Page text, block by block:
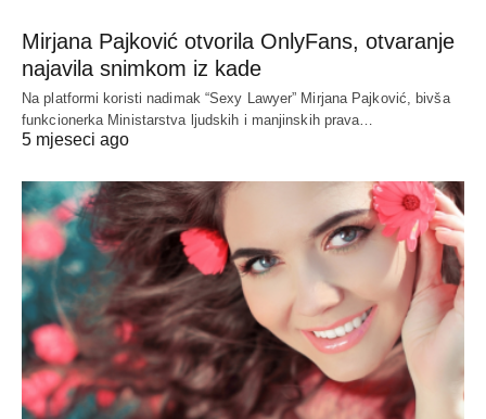
Mirjana Pajković otvorila OnlyFans, otvaranje
najavila snimkom iz kade
Na platformi koristi nadimak “Sexy Lawyer” Mirjana Pajković, bivša
funkcionerka Ministarstva ljudskih i manjinskih prava…
5 mjeseci ago